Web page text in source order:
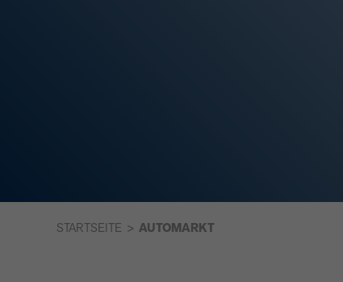
STARTSEITE AUTOMARKT